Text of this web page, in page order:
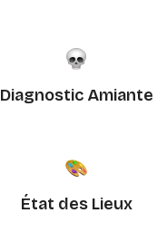
Diagnostic Amiante
État des Lieux